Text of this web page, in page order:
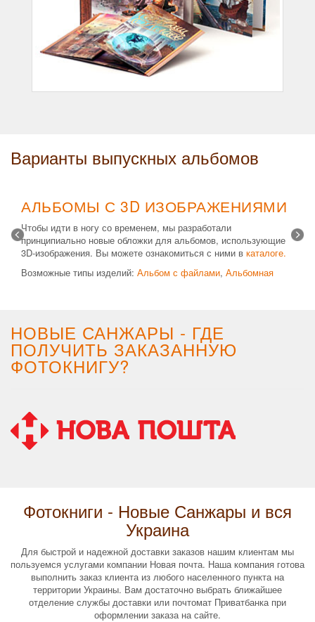
Варианты выпускных альбомов
АЛЬБОМЫ С 3D ИЗОБРАЖЕНИЯМИ
Чтобы идти в ногу со временем, мы разработали
принципиально новые обложки для альбомов, использующие
3D-изображения. Вы можете ознакомиться с ними в каталоге.
Возможные типы изделий: Альбом с файлами, Альбомная
НОВЫЕ САНЖАРЫ - ГДЕ
ПОЛУЧИТЬ ЗАКАЗАННУЮ
ФОТОКНИГУ?
Фотокниги - Новые Санжары и вся
Украина
Для быстрой и надежной доставки заказов нашим клиентам мы
пользуемся услугами компании Новая почта. Наша компания готова
выполнить заказ клиента из любого населенного пункта на
территории Украины. Вам достаточно выбрать ближайшее
отделение службы доставки или почтомат Приватбанка при
оформлении заказа на сайте.